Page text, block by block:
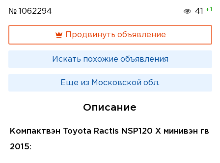
№ 1062294 41 +1
Продвинуть объявление
Искать похожие объявления
Еще из Московской обл.
Описание
Компактвэн Toyota Ractis NSP120 X минивэн гв
2015: